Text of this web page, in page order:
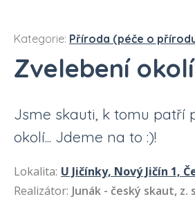
Kategorie: Příroda (péče o
Zvelebení
Jsme skauti, k tomu patří
okolí... Jdeme na to :)!
Lokalita: U Jičínky, Nový Jičín 1,
Realizátor: Junák - český skaut, z.